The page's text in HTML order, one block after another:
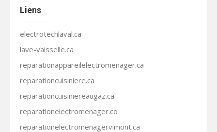
Liens
electrotechlaval.ca
lave-vaisselle.ca
reparationappareilelectromenager.ca
reparationcuisiniere.ca
reparationcuisiniereaugaz.ca
reparationelectromenager.co
reparationelectromenagervimont.ca